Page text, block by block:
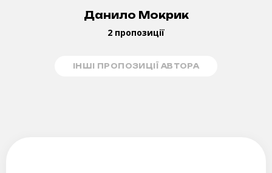
Данило Мокрик
2 пропозиції
ІНШІ ПРОПОЗИЦІЇ АВТОРА